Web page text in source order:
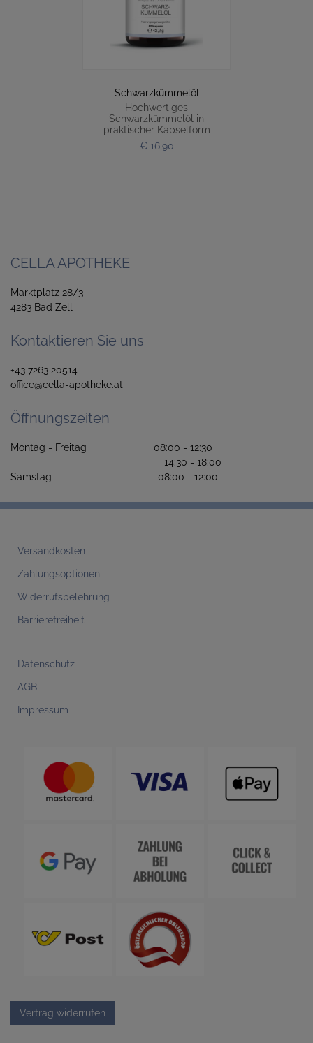
Schwarzkümmelöl
Hochwertiges
Schwarzkümmelöl in
praktischer Kapselform
€ 16,90
CELLA APOTHEKE
Marktplatz 28/3
4283 Bad Zell
Kontaktieren Sie uns
+43 7263 20514
office@cella-apotheke.at
Öffnungszeiten
Montag - Freitag 08:00 - 12:30
14:30 - 18:00
Samstag 08:00 - 12:00
Versandkosten
Zahlungsoptionen
Widerrufsbelehrung
Barrierefreiheit
Datenschutz
AGB
Impressum
Vertrag widerrufen